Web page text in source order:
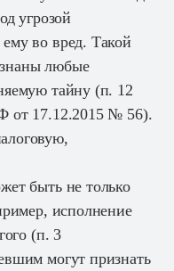
угрозой
во вред. Такой
любые
тайну (п. 12
от 17.12.2015 № 56).
быть не только
исполнение
(п. 3
могут признать